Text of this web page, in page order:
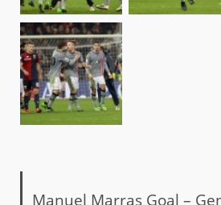
Manuel Marras Goal –